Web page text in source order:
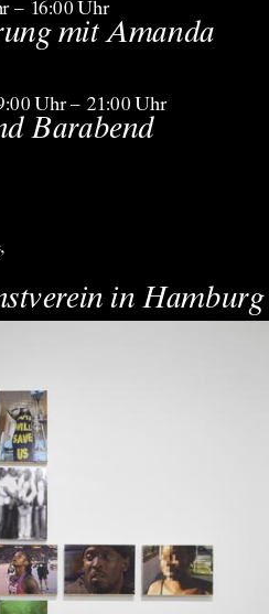
– 16:00 Uhr
mit Amanda
Uhr– 21:00 Uhr
Barabend
in Hamburg